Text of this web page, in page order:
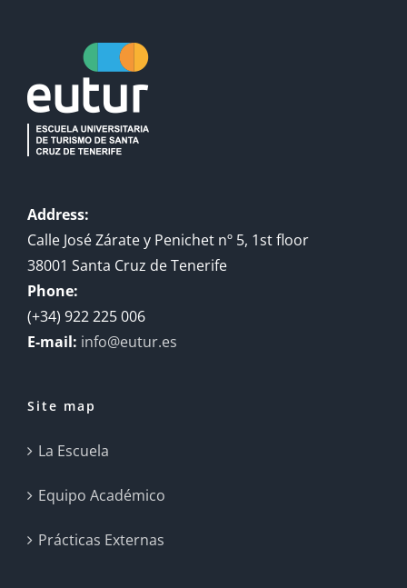
Address:
Calle José Zárate y Penichet nº 5, 1st floor
38001 Santa Cruz de Tenerife
Phone:
(+34) 922 225 006
E-mail: info@eutur.es
Site map
La Escuela
Equipo Académico
Prácticas Externas